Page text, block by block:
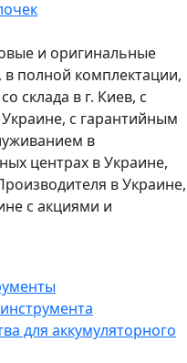
и оригинальные
полной комплектации,
склада в г. Киев, с
с гарантийным
в
центрах в Украине,
в Украине,
с акциями и
для аккумуляторного